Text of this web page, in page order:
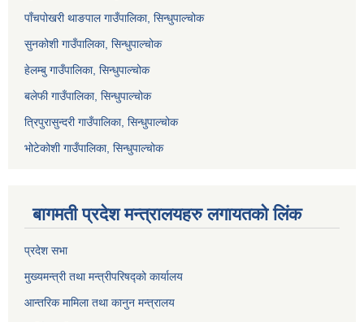
पाँचपोखरी थाङपाल गाउँपालिका, सिन्धुपाल्चोक
सुनकोशी गाउँपालिका, सिन्धुपाल्चोक
हेलम्बु गाउँपालिका, सिन्धुपाल्चोक
बलेफी गाउँपालिका, सिन्धुपाल्चोक
त्रिपुरासुन्दरी गाउँपालिका, सिन्धुपाल्चोक
भोटेकोशी गाउँपालिका, सिन्धुपाल्चोक
बागमती प्रदेश मन्त्रालयहरु लगायतको लिंक
प्रदेश सभा
मुख्यमन्त्री तथा मन्त्रीपरिषद्को कार्यालय
आन्तरिक मामिला तथा कानुन मन्त्रालय